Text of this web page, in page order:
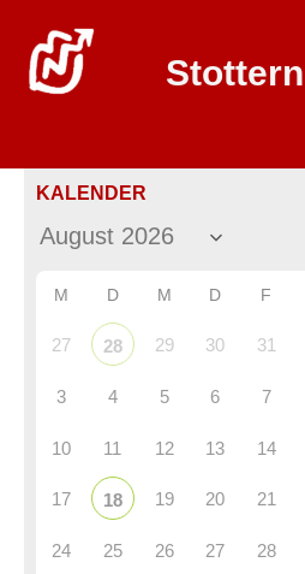
KALENDER
M D M D F
27 28 29 30 31
3 4 5 6 7
10 11 12 13 14
17 18 19 20 21
24 25 26 27 28